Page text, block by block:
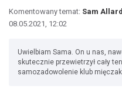
Komentowany temat: Sam
08.05.2021, 12:02
Uwielbiam Sama. On u nas,
skutecznie przewietrzył cały
samozadowolenie klub